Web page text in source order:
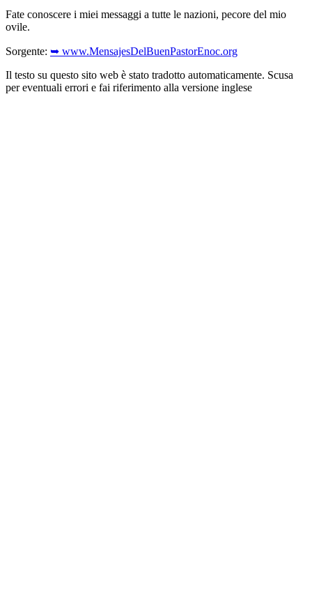
Fate conoscere i miei messaggi a tutte le nazioni, pecore del mio
ovile.
Sorgente: ➥ www.MensajesDelBuenPastorEnoc.org
Il testo su questo sito web è stato tradotto automaticamente. Scusa
per eventuali errori e fai riferimento alla versione inglese